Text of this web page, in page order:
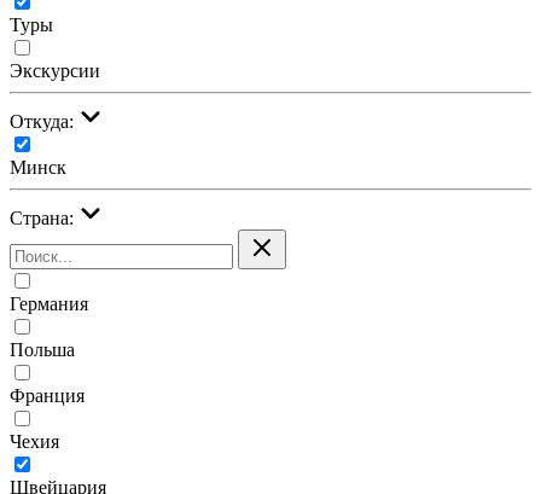
Туры
Экскурсии
Откуда:
Минск
Страна:
Германия
Польша
Франция
Чехия
Швейцария